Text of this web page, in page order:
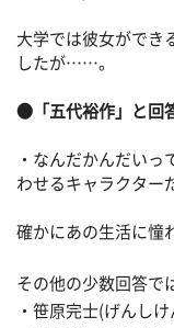
大学では彼女ができ
したが……。
●「五代裕作」と回
・なんだかんだいっ
わせるキャラクター
確かにあの生活に憧
その他の少数回答で
・笹原完士(げんしけ